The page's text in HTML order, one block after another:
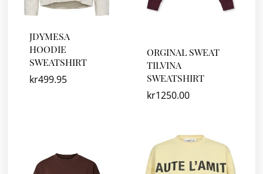
JDYMESA
HOODIE
SWEATSHIRT
kr499.95
ORGINAL SWEAT
TILVINA
SWEATSHIRT
kr1250.00